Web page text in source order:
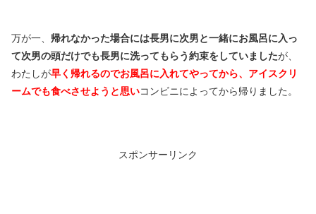
万が一、 帰れなかった場合には長男に次男と一緒にお風呂に入っ
て次男の頭だけでも長男に洗ってもらう約束をしていましたが、
わたしが早く帰れるのでお風呂に入れてやってから、アイスクリ
ームでも食べさせようと思いコンビニによってから帰りました。
スポンサーリンク